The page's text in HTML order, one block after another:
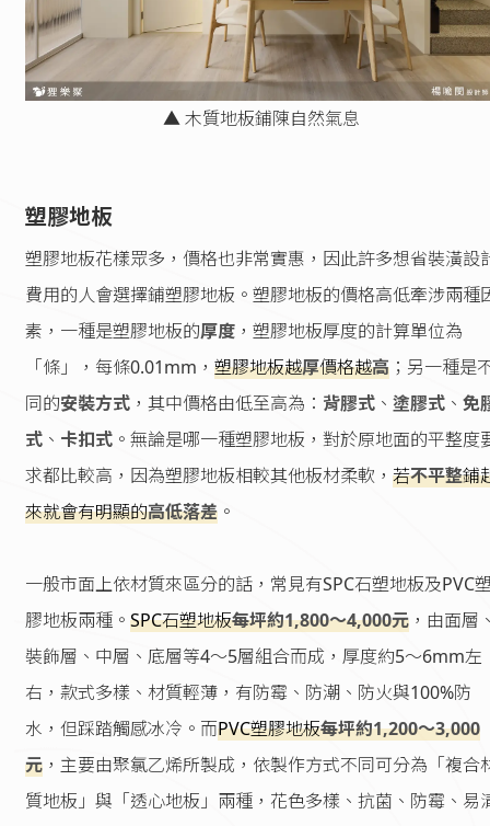
▲ 木質地板鋪陳自然氣息
塑膠地板
塑膠地板花樣眾多，價格也非常實惠，因此許多想省裝潢設
費用的人會選擇鋪塑膠地板。塑膠地板的價格高低牽涉兩種
素，一種是塑膠地板的厚度 ，塑膠地板厚度的計算單位為
「條」，每條0.01mm， 塑膠地板越厚價格越高 ；另一種是
同的安裝方式 ，其中價格由低至高為： 背膠式 、 塗膠式 、 免
式 、 卡扣式 。無論是哪一種塑膠地板，對於原地面的平整度
求都比較高，因為塑膠地板相較其他板材柔軟， 若不平整鋪
來就會有明顯的高低落差 。
一般市面上依材質來區分的話，常見有SPC石塑地板及PVC
膠地板兩種。 SPC石塑地板每坪約1,800～4,000元 ，由面層
裝飾層、中層、底層等4～5層組合而成，厚度約5～6mm左
右，款式多樣、材質輕薄，有防霉、防潮、防火與100%防
水，但踩踏觸感冰冷。而PVC塑膠地板每坪約1,200～3,000
元 ，主要由聚氯乙烯所製成，依製作方式不同可分為「複合
質地板」與「透心地板」兩種，花色多樣、抗菌、防霉、易